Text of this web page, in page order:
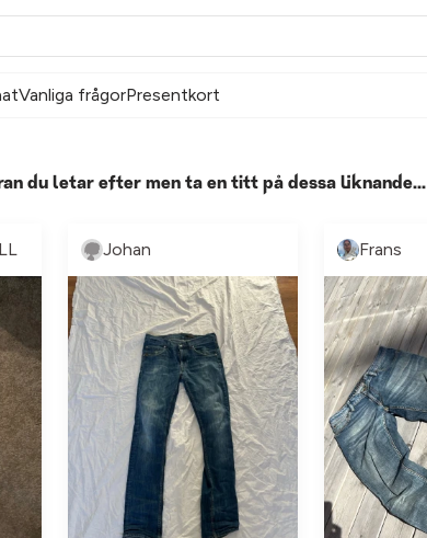
Vanliga frågorPresentkort
du letar efter men ta en titt på dessa liknande...
Johan Frans